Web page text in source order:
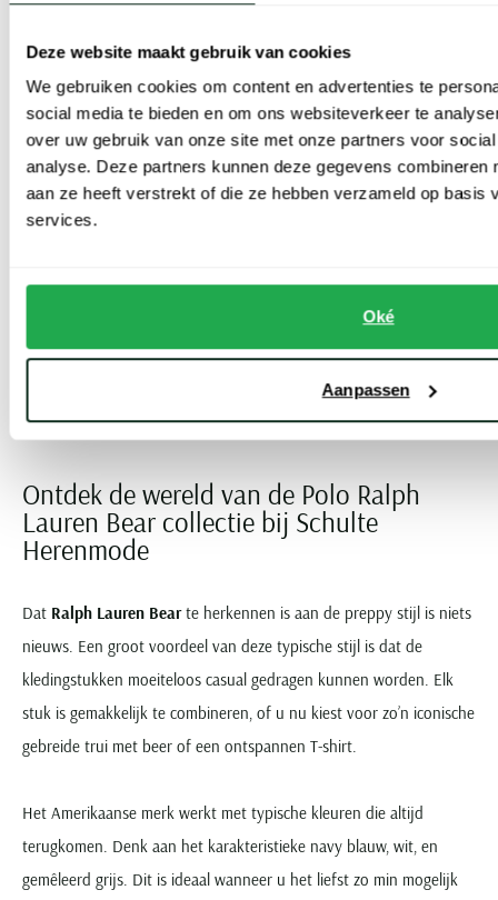
Deze website maakt gebruik van cookies
We gebruiken cookies om content en advertenties te
social media te bieden en om ons websiteverkeer te
over uw gebruik van onze site met onze partners voor
analyse. Deze partners kunnen deze gegevens combineren
aan ze heeft verstrekt of die ze hebben verzameld op basis
services.
Oké
Aanpassen
een smart casual outfit in elkaar. Wat dacht u van een variant met
maak de look af met een paar sportieve instappers of leren loafers.
Maten en beschikbaarheid
Bij Schulte Herenmode kleden wij met veel plezier elk type man,
dat u perfect past. De kleding is
verkrijgbaar in confectiematen XXS tot en met 6XL. Ook vindt u bij
ons een uitgebreide selectie van de Big & Tall collectie van Ralph
Lauren.
Ontdek de wereld van de Polo Ralph
Lauren Bear collectie bij Schulte
Herenmode
Dat Ralph Lauren Bearte herkennen is aan de preppy stijl is niets
nieuws. Een groot voordeel van deze typische stijl is dat de
kledingstukken moeiteloos casual gedragen kunnen worden. Elk
stuk is gemakkelijk te combineren, of u nu kiest voor zo’n iconische
gebreide trui met beer of een ontspannen T-shirt.
Het Amerikaanse merk werkt met typische kleuren die altijd
terugkomen. Denk aan het karakteristieke navy blauw, wit, en
gemêleerd grijs. Dit is ideaal wanneer u het liefst zo min mogelijk